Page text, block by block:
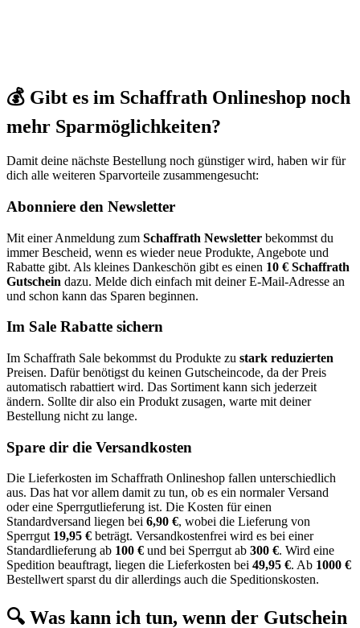
💰 Gibt es im Schaffrath Onlineshop noch
mehr Sparmöglichkeiten?
Damit deine nächste Bestellung noch günstiger wird, haben wir für
dich alle weiteren Sparvorteile zusammengesucht:
Abonniere den Newsletter
Mit einer Anmeldung zum Schaffrath Newsletter bekommst du
immer Bescheid, wenn es wieder neue Produkte, Angebote und
Rabatte gibt. Als kleines Dankeschön gibt es einen 10 € Schaffrath
Gutschein dazu. Melde dich einfach mit deiner E-Mail-Adresse an
und schon kann das Sparen beginnen.
Im Sale Rabatte sichern
Im Schaffrath Sale bekommst du Produkte zu stark reduzierten
Preisen. Dafür benötigst du keinen Gutscheincode, da der Preis
automatisch rabattiert wird. Das Sortiment kann sich jederzeit
ändern. Sollte dir also ein Produkt zusagen, warte mit deiner
Bestellung nicht zu lange.
Spare dir die Versandkosten
Die Lieferkosten im Schaffrath Onlineshop fallen unterschiedlich
aus. Das hat vor allem damit zu tun, ob es ein normaler Versand
oder eine Sperrgutlieferung ist. Die Kosten für einen
Standardversand liegen bei 6,90 €, wobei die Lieferung von
Sperrgut 19,95 € beträgt. Versandkostenfrei wird es bei einer
Standardlieferung ab 100 € und bei Sperrgut ab 300 €. Wird eine
Spedition beauftragt, liegen die Lieferkosten bei 49,95 €. Ab 1000 €
Bestellwert sparst du dir allerdings auch die Speditionskosten.
🔍 Was kann ich tun, wenn der Gutschein